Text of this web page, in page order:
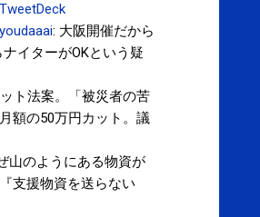
TweetDeck
youdaaai: 大阪開催だから
イターがOKという疑
ト法案。「被災者の苦
額の50万円カット。議
山のようにある物資が
支援物資を送らない